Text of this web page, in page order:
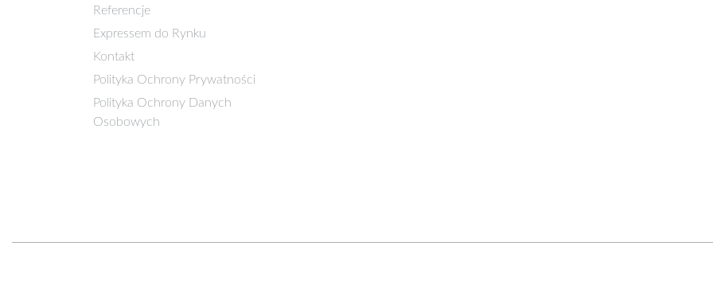
Referencje
Expressem do Rynku
Kontakt
Polityka Ochrony Prywatności
Polityka Ochrony Danych
Osobowych